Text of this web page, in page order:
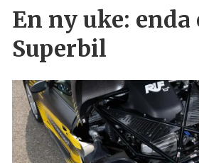
En ny uke: enda
Superbil